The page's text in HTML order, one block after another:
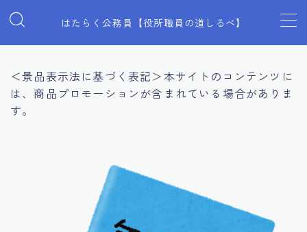
はたらく公務員【役所職員の道しるべ】
MENU
見た目全般
プライベート
＜景品表示法に基づく表記＞本サイトのコンテンツに
は、商品プロモーションが含まれている場合がありま
す。